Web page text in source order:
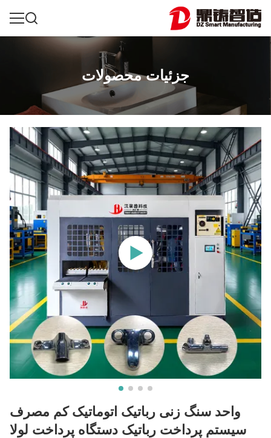
جزئیات محصولات
واحد سنگ زنی رباتیک اتوماتیک کم مصرف
سیستم پرداخت رباتیک دستگاه پرداخت لولا